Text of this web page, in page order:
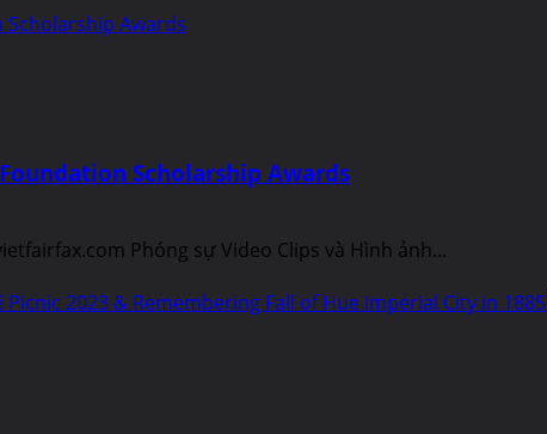
Awards
Scholarship Awards
Phóng sự Video Clips và Hình ảnh...
2023 & Remembering Fall of Hue Imperial City in 1885